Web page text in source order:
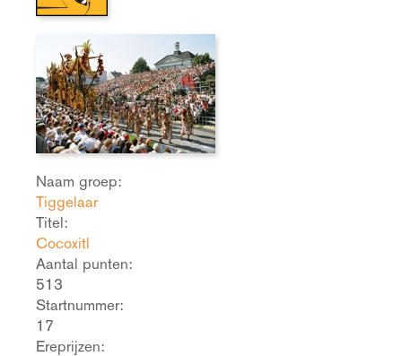
Naam groep:
Tiggelaar
Titel:
Cocoxitl
Aantal punten:
513
Startnummer:
17
Ereprijzen: